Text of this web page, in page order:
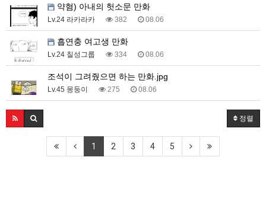
약혐) 아내의 헛소문 만화
Lv.24 라카라카 382 08.06
흡연충 여고생 만화
Lv.24 칠성그룹 334 08.06
조석이 그려줬으면 하는 만화.jpg
Lv.45 몽둥이 275 08.06
정렬
1 2 3 4 5